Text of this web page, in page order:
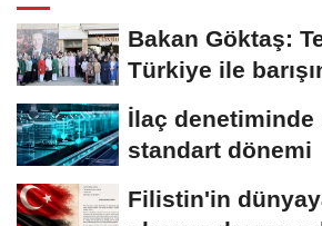
Bakan Göktaş:
Türkiye ile
güçlendiği...
İlaç denetiminde
standart dönemi
Filistin'in